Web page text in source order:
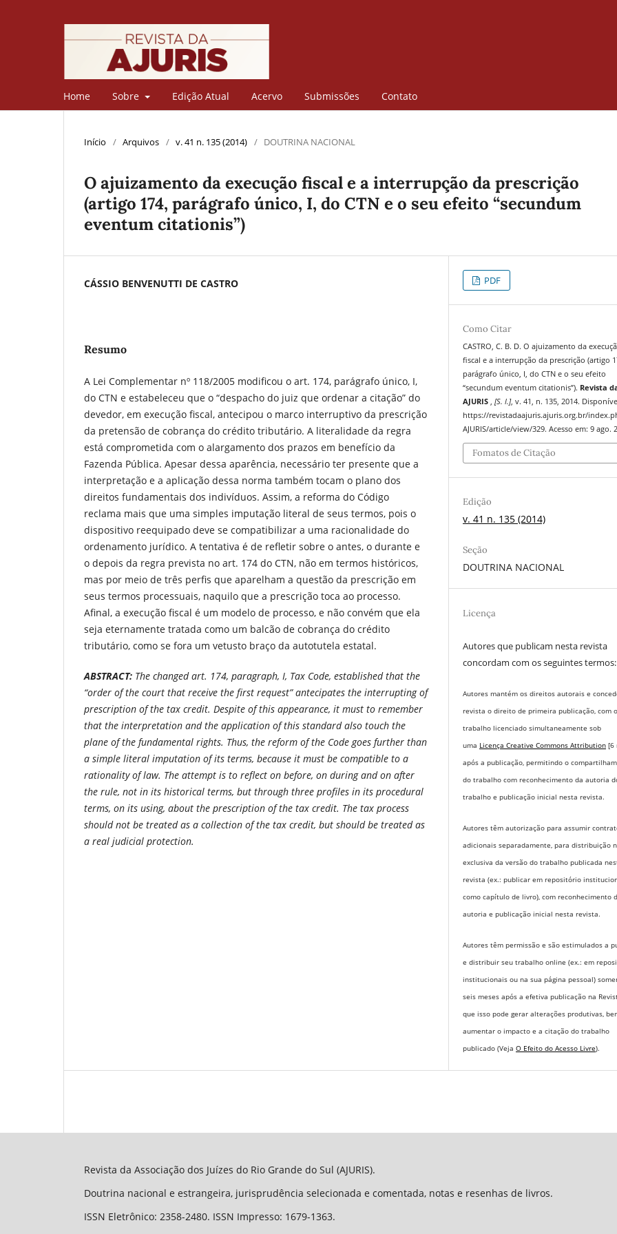
Home Sobre Edição Atual Acervo Submissões Contato
Início / Arquivos / v. 41 n. 135 (2014) / DOUTRINA NACIONAL
O ajuizamento da execução fiscal e a interrupção da prescrição
(artigo 174, parágrafo único, I, do CTN e o seu efeito “secundum
eventum citationis”)
CÁSSIO BENVENUTTI DE CASTRO
Resumo
A Lei Complementar nº 118/2005 modificou o art. 174, parágrafo único, I,
do CTN e estabeleceu que o “despacho do juiz que ordenar a citação” do
devedor, em execução fiscal, antecipou o marco interruptivo da prescrição
da pretensão de cobrança do crédito tributário. A literalidade da regra
está comprometida com o alargamento dos prazos em benefício da
Fazenda Pública. Apesar dessa aparência, necessário ter presente que a
interpretação e a aplicação dessa norma também tocam o plano dos
direitos fundamentais dos indivíduos. Assim, a reforma do Código
reclama mais que uma simples imputação literal de seus termos, pois o
dispositivo reequipado deve se compatibilizar a uma racionalidade do
ordenamento jurídico. A tentativa é de refletir sobre o antes, o durante e
o depois da regra prevista no art. 174 do CTN, não em termos históricos,
mas por meio de três perfis que aparelham a questão da prescrição em
seus termos processuais, naquilo que a prescrição toca ao processo.
Afinal, a execução fiscal é um modelo de processo, e não convém que ela
seja eternamente tratada como um balcão de cobrança do crédito
tributário, como se fora um vetusto braço da autotutela estatal.
ABSTRACT: The changed art. 174, paragraph, I, Tax Code, established that the
“order of the court that receive the first request” antecipates the interrupting of
prescription of the tax credit. Despite of this appearance, it must to remember
that the interpretation and the application of this standard also touch the
plane of the fundamental rights. Thus, the reform of the Code goes further than
a simple literal imputation of its terms, because it must be compatible to a
rationality of law. The attempt is to reflect on before, on during and on after
the rule, not in its historical terms, but through three profiles in its procedural
terms, on its using, about the prescription of the tax credit. The tax process
should not be treated as a collection of the tax credit, but should be treated as
a real judicial protection.
PDF
Como Citar
CASTRO, C. B. D. O ajuizamento da
fiscal e a interrupção da prescrição (artigo
parágrafo único, I, do CTN e o seu efeito
“secundum eventum citationis”). Revista
AJURIS,[S. l.], v. 41, n. 135, 2014.
https://revistadaajuris.ajuris.org.br/
AJURIS/article/view/329. Acesso em: 9 ago.
Fomatos de Citação
Edição
v. 41 n. 135 (2014)
Seção
DOUTRINA NACIONAL
Licença
Autores que publicam nesta revista
concordam com os seguintes termos:
Autores mantém os direitos autorais e
revista o direito de primeira publicação, com o
trabalho licenciado simultaneamente sob
uma Licença Creative Commons Attribution [6
após a publicação, permitindo o
do trabalho com reconhecimento da autoria
trabalho e publicação inicial nesta revista.
Autores têm autorização para assumir
adicionais separadamente, para distribuição
exclusiva da versão do trabalho publicada
revista (ex.: publicar em repositório
como capítulo de livro), com reconhecimento
autoria e publicação inicial nesta revista.
Autores têm permissão e são estimulados a
e distribuir seu trabalho online (ex.: em
institucionais ou na sua página pessoal)
seis meses após a efetiva publicação na
que isso pode gerar alterações produtivas,
aumentar o impacto e a citação do trabalho
publicado (VejaO Efeito do Acesso Livre).
Revista da Associação dos Juízes do Rio Grande do Sul (AJURIS).
Doutrina nacional e estrangeira, jurisprudência selecionada e comentada, notas e resenhas de livros.
ISSN Eletrônico: 2358-2480. ISSN Impresso: 1679-1363.